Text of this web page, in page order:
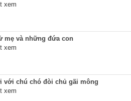
xem
mẹ và những đứa con
xem
với chú chó đòi chủ gãi mông
xem